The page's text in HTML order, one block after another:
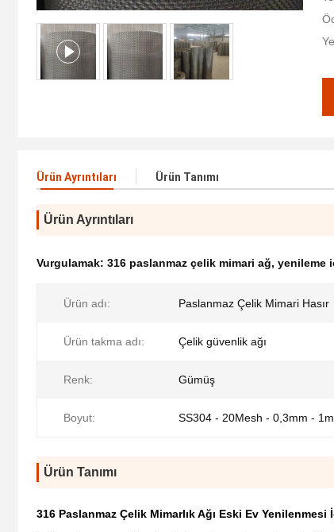
Ürün Ayrıntıları Ürün Tanımı
Ürün Ayrıntıları
Vurgulamak: 316 paslanmaz çelik mimari ağ, yenileme
Ürün adı: Paslanmaz Çelik Mimari Hasır
Ürün takma adı: Çelik güvenlik ağı
Renk: Gümüş
Boyut: SS304 - 20Mesh - 0,3mm -
Ürün Tanımı
316 Paslanmaz Çelik Mimarlık Ağı Eski Ev Yenilenmesi